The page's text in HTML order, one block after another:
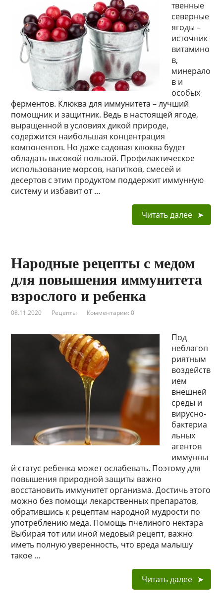
твенные
северные
ягоды –
источник
витамино
в,
минерало
в и
особых
ферментов. Клюква для иммунитета – лучший
помощник и защитник. Ведь в настоящей ягоде,
выращенной в условиях дикой природе,
содержится наибольшая концентрация
компонентов. Но даже садовая клюква будет
обладать высокой пользой. Профилактическое
использование морсов, напитков, смесей и
десертов с этим продуктом поддержит иммунную
систему и избавит от …
Читать далее
Народные рецепты с медом
для повышения иммунитета
взрослого и ребенка
08.11.2020 Рецепты Комментарии: 0
Под
неблагоп
риятным
воздейств
ием
внешней
среды и
вирусно-
бактериа
льных
агентов
иммунны
й статус ребенка может ослабевать. Поэтому для
повышения природной защиты важно
восстановить иммунитет организма. Достичь этого
можно без помощи лекарственных препаратов,
обратившись к рецептам народной мудрости по
употреблению меда. Помощь пчелиного нектара
Выбирая тот или иной медовый рецепт, важно
иметь полную уверенность, что вреда малышу
такое …
Читать далее